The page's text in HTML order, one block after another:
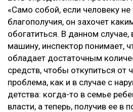
«Само собой, если человеку
благополучия, он захочет
обогатиться. В данном
машину, инспектор понимает,
обладает достаточным
средств, чтобы откупиться от
проблема, как и в случае с
детства: когда-то в семье
власти, а теперь, получив ее в